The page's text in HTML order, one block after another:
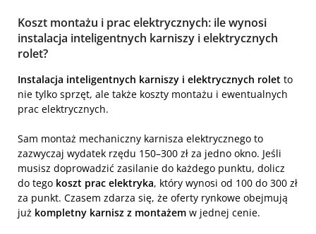
Koszt montażu i prac elektrycznych: ile wynosi
instalacja inteligentnych karniszy i elektrycznych
rolet?
Instalacja inteligentnych karniszy i elektrycznych rolet to
nie tylko sprzęt, ale także koszty montażu i ewentualnych
prac elektrycznych.
Sam montaż mechaniczny karnisza elektrycznego to
zazwyczaj wydatek rzędu 150–300 zł za jedno okno. Jeśli
musisz doprowadzić zasilanie do każdego punktu, dolicz
do tego koszt prac elektryka, który wynosi od 100 do 300 zł
za punkt. Czasem zdarza się, że oferty rynkowe obejmują
już kompletny karnisz z montażem w jednej cenie.